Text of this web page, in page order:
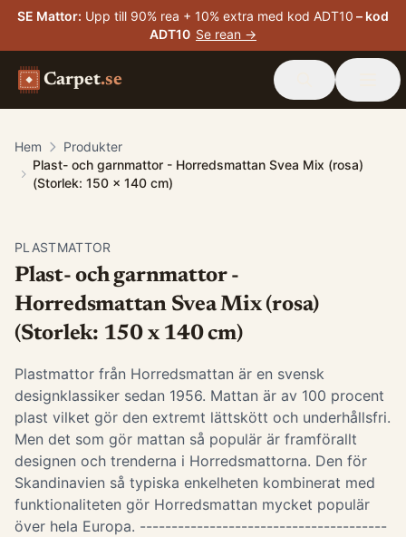
SE Mattor: Upp till 90% rea + 10% extra med kod ADT10 – kod
ADT10 Se rean →
Carpet.se
Hem
Produkter
Plast- och garnmattor - Horredsmattan Svea Mix (rosa)
(Storlek: 150 x 140 cm)
PLASTMATTOR
Plast- och garnmattor -
Horredsmattan Svea Mix (rosa)
(Storlek: 150 x 140 cm)
Plastmattor från Horredsmattan är en svensk
designklassiker sedan 1956. Mattan är av 100 procent
plast vilket gör den extremt lättskött och underhållsfri.
Men det som gör mattan så populär är framförallt
designen och trenderna i Horredsmattorna. Den för
Skandinavien så typiska enkelheten kombinerat med
funktionaliteten gör Horredsmattan mycket populär
över hela Europa. ---------------------------------------